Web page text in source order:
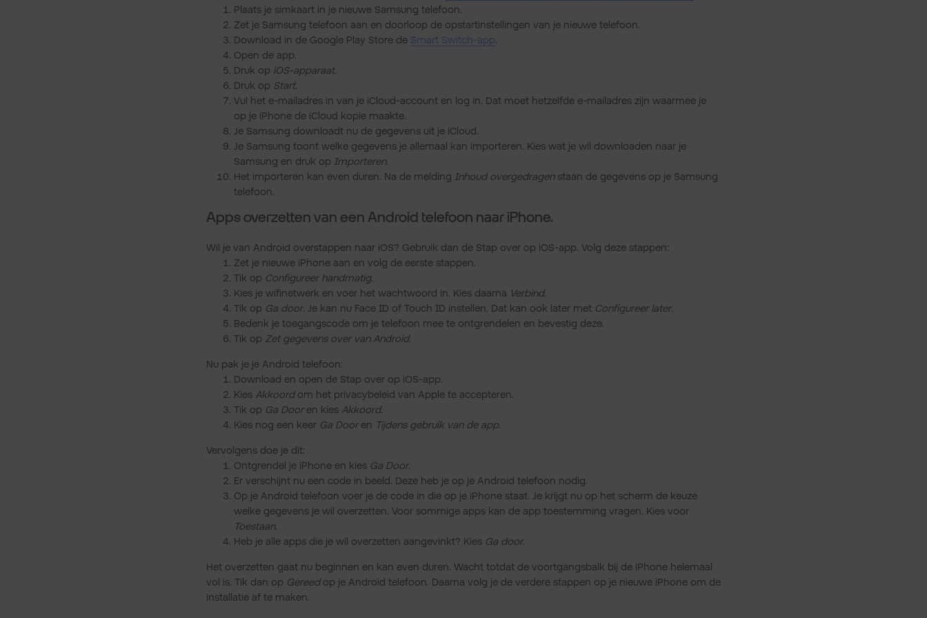
Plaats je simkaart in je nieuwe Samsung telefoon.
Zet je Samsung telefoon aan en doorloop de opstartinstellingen van je nieuwe telefoon.
Download in de Google Play Store de Smart Switch-app.
Open de app.
Druk op iOS-apparaat.
Druk op Start.
Vul het e-mailadres in van je iCloud-account en log in. Dat moet hetzelfde e-mailadres zijn waarmee je
op je iPhone de iCloud kopie maakte.
Je Samsung downloadt nu de gegevens uit je iCloud.
Je Samsung toont welke gegevens je allemaal kan importeren. Kies wat je wil downloaden naar je
Samsung en druk op Importeren.
Het importeren kan even duren. Na de melding Inhoud overgedragenstaan de gegevens op je Samsung
telefoon.
Apps overzetten van een Android telefoon naar iPhone.
Wil je van Android overstappen naar iOS? Gebruik dan de Stap over op iOS-app. Volg deze stappen:
Zet je nieuwe iPhone aan en volg de eerste stappen.
Tik op Configureer handmatig.
Kies je wifinetwerk en voer het wachtwoord in. Kies daarna Verbind.
Tik op Ga door. Je kan nu Face ID of Touch ID instellen. Dat kan ook later met Configureer later.
Bedenk je toegangscode om je telefoon mee te ontgrendelen en bevestig deze.
Tik op Zet gegevens over van Android.
Nu pak je je Android telefoon:
Download en open de Stap over op iOS-app.
Kies Akkoordom het privacybeleid van Apple te accepteren.
Tik op Ga Dooren kies Akkoord.
Kies nog een keer Ga Dooren Tijdens gebruik van de app.
Vervolgens doe je dit:
Ontgrendel je iPhone en kies Ga Door.
Er verschijnt nu een code in beeld. Deze heb je op je Android telefoon nodig.
Op je Android telefoon voer je de code in die op je iPhone staat. Je krijgt nu op het scherm de keuze
welke gegevens je wil overzetten. Voor sommige apps kan de app toestemming vragen. Kies voor
Toestaan.
Heb je alle apps die je wil overzetten aangevinkt? Kies Ga door.
Het overzetten gaat nu beginnen en kan even duren. Wacht totdat de voortgangsbalk bij de iPhone helemaal
vol is. Tik dan op Gereedop je Android telefoon. Daarna volg je de verdere stappen op je nieuwe iPhone om de
installatie af te maken.